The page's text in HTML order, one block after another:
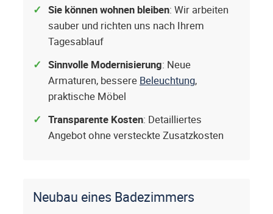
Sie können wohnen bleiben: Wir arbeiten
sauber und richten uns nach Ihrem
Tagesablauf
Sinnvolle Modernisierung: Neue
Armaturen, bessere Beleuchtung,
praktische Möbel
Transparente Kosten: Detailliertes
Angebot ohne versteckte Zusatzkosten
Neubau eines Badezimmers